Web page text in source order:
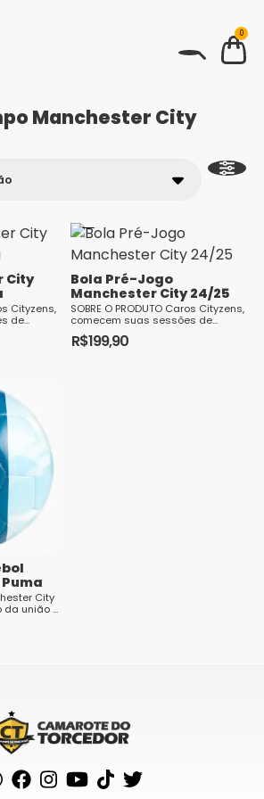
0
Manchester City
City
Cityzens,
de...
Bola Pré-Jogo
Manchester City 24/25
SOBRE O PRODUTO Caros Cityzens,
comecem suas sessões de...
R$199,90
City
da união ...